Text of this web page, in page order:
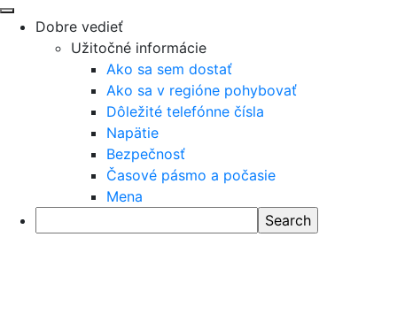
Dobre vedieť
Užitočné informácie
Ako sa sem dostať
Ako sa v regióne pohybovať
Dôležité telefónne čísla
Napätie
Bezpečnosť
Časové pásmo a počasie
Mena